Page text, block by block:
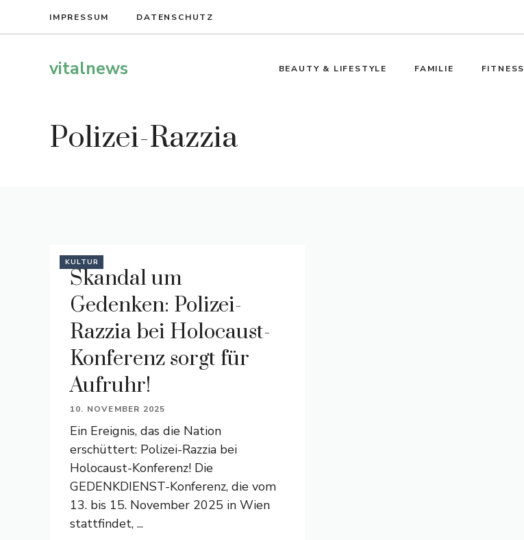
IMPRESSUM DATENSCHUTZ
vitalnews BEAUTY & LIFESTYLE FAMILIE FITNESS
Polizei-Razzia
KULTUR
Skandal um
Gedenken: Polizei-
Razzia bei Holocaust-
Konferenz sorgt für
Aufruhr!
10. NOVEMBER 2025
Ein Ereignis, das die Nation
erschüttert: Polizei-Razzia bei
Holocaust-Konferenz! Die
GEDENKDIENST-Konferenz, die vom
13. bis 15. November 2025 in Wien
stattfindet, ...